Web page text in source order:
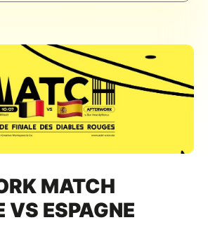
MATCH
VS ESPAGNE